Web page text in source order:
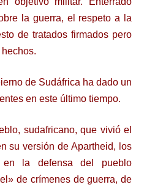
la guerra, el respeto a la
de tratados firmados pero
de Sudáfrica ha dado un
en este último tiempo.
sudafricano, que vivió el
su versión de Apartheid, los
en la defensa del pueblo
de crímenes de guerra, de